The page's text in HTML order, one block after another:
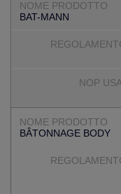
BAT-MANN
BÂTONNAGE BODY